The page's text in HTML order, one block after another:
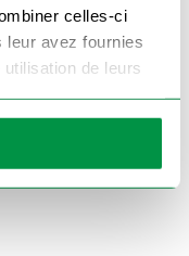
celles-ci
leur avez fournies
de leurs
350 kg sont
rampes